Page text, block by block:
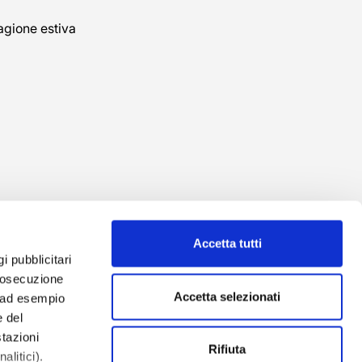
pubblicitari
esempio
del
Accetta tutti
Accetta selezionati
Rifiuta
estiva